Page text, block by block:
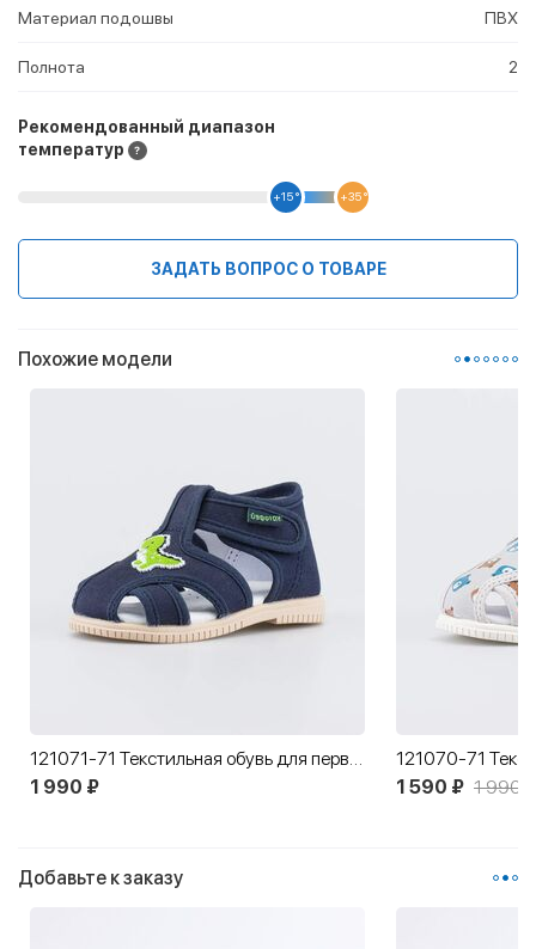
Материал подошвы ПВХ
Полнота 2
Рекомендованный диапазон
температур
+15 ° +35 °
ЗАДАТЬ ВОПРОС О ТОВАРЕ
Похожие модели
121071-71 Текстильная обувь для первых шагов Дино
1 990 ₽
1 590 ₽ 1 990 ₽
Добавьте к заказу